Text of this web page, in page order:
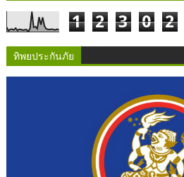
1 2 3 0 2
ทิพยประกันภัย